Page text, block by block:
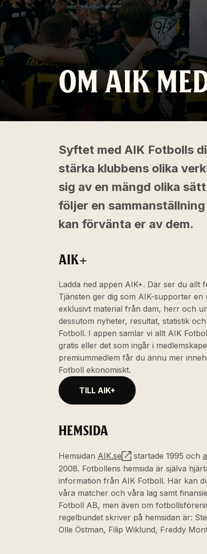
OM AIK
Syftet med AIK Fotbolls
stärka klubbens olika
sig av en mängd olika
följer en
kan förvänta er av dem.
AIK+
Ladda ned appen AIK+. Där ser du allt
Tjänsten ger dig som AIK-supporter
exklusivt material från dam, herr och
dessutom nyheter, resultat, statistik
Fotboll. I appen samlar vi allt AIK
gratis eller det som ingår i
premiummedlem får du ännu mer
Fotboll ekonomiskt.
TILL AIK+
HEMSIDA
Hemsidan AIK.se startade 1995 och
2008. Fotbollens hemsida är själva
information från AIK Fotboll. Här kan
våra matcher och våra lag samt
Fotboll AB, men även om
regelbundet skriver på hemsidan är:
Olle Östman, Filip Wiklund, Freddy